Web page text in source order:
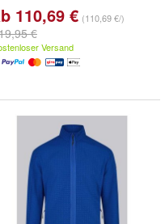
110,69 € (110,69 €/)
€
Versand